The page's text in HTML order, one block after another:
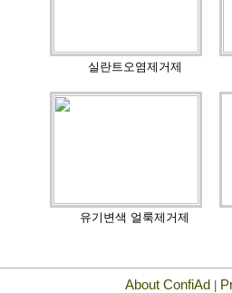
실란트오염제거제
유기변색 얼룩제거제
About ConfiAd